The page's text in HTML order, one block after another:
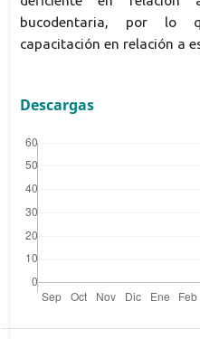
bucodentaria, por lo
capacitación en relación a
Descargas